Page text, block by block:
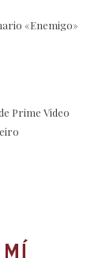
«Enemigo»
Prime Video